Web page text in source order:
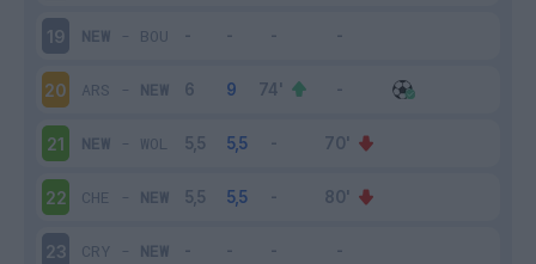
19 NEW - BOU
20 ARS - NEW
21 NEW - WOL
22 CHE - NEW
23 CRY - NEW